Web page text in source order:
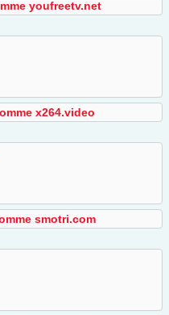
youfreetv.net
x264.video
smotri.com